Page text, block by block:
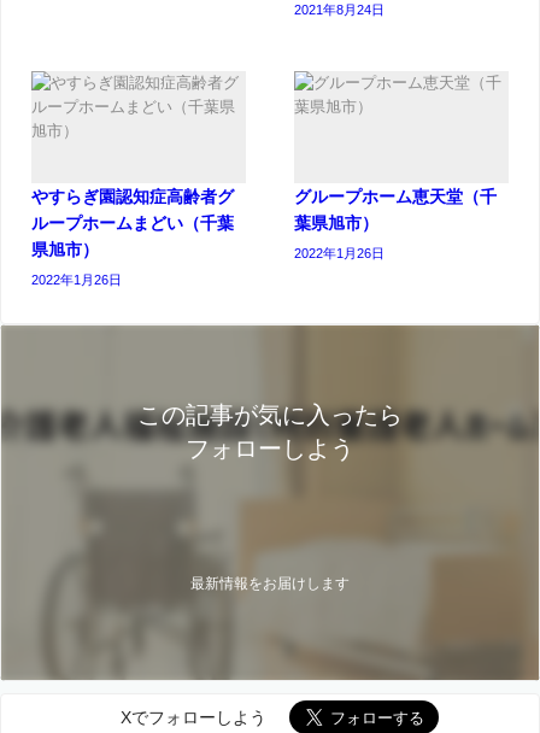
2021年8月24日
やすらぎ園認知症高齢者グ
ループホームまどい（千葉
県旭市）
2022年1月26日
グループホーム恵天堂（千
葉県旭市）
2022年1月26日
この記事が気に入ったら
フォローしよう
最新情報をお届けします
Xでフォローしよう